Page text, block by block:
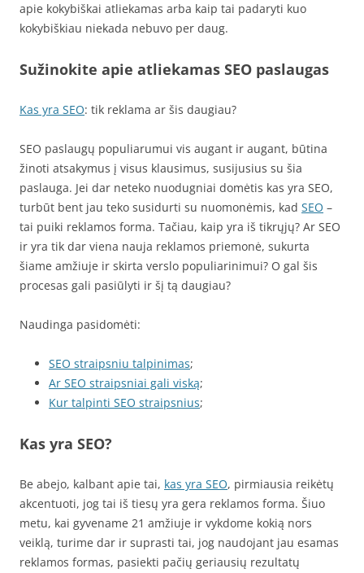
apie kokybiškai atliekamas arba kaip tai padaryti kuo
kokybiškiau niekada nebuvo per daug.
Sužinokite apie atliekamas SEO paslaugas
Kas yra SEO: tik reklama ar šis daugiau?
SEO paslaugų populiarumui vis augant ir augant, būtina
žinoti atsakymus į visus klausimus, susijusius su šia
paslauga. Jei dar neteko nuodugniai domėtis kas yra SEO,
turbūt bent jau teko susidurti su nuomonėmis, kad SEO –
tai puiki reklamos forma. Tačiau, kaip yra iš tikrųjų? Ar SEO
ir yra tik dar viena nauja reklamos priemonė, sukurta
šiame amžiuje ir skirta verslo populiarinimui? O gal šis
procesas gali pasiūlyti ir šį tą daugiau?
Naudinga pasidomėti:
SEO straipsniu talpinimas;
Ar SEO straipsniai gali viską;
Kur talpinti SEO straipsnius;
Kas yra SEO?
Be abejo, kalbant apie tai, kas yra SEO, pirmiausia reikėtų
akcentuoti, jog tai iš tiesų yra gera reklamos forma. Šiuo
metu, kai gyvename 21 amžiuje ir vykdome kokią nors
veiklą, turime dar ir suprasti tai, jog naudojant jau esamas
reklamos formas, pasiekti pačių geriausių rezultatų